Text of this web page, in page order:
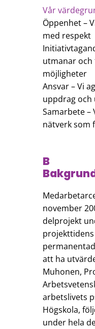
Vår
Öppenhet –
med respekt
utmanar och
möjligheter
Ansvar – Vi
uppdrag och
Samarbete –
nätverk som
B
november
delprojekt
att ha
Muhonen,
arbetslivets
Högskola,
under hela